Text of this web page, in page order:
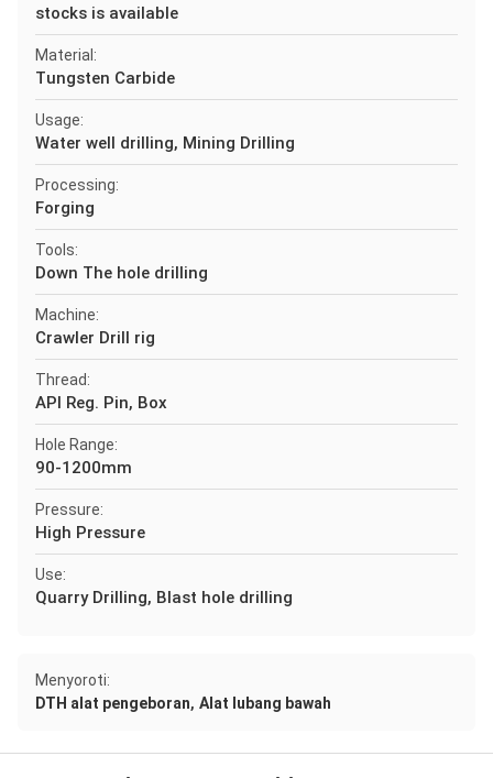
stocks is available
Material:
Tungsten Carbide
Usage:
Water well drilling, Mining Drilling
Processing:
Forging
Tools:
Down The hole drilling
Machine:
Crawler Drill rig
Thread:
API Reg. Pin, Box
Hole Range:
90-1200mm
Pressure:
High Pressure
Use:
Quarry Drilling, Blast hole drilling
Menyoroti:
DTH alat pengeboran, Alat lubang bawah